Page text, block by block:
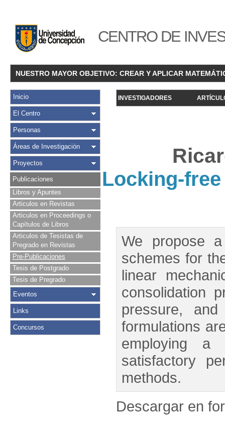
CENTRO DE
NUESTRO MAYOR OBJETIVO: CREAR Y APLICAR
Inicio
El Centro
Personas
Áreas de Investigación
Proyectos
Publicaciones
Libros y Apuntes
Articulos en Revistas
Articulos en Proceedings o
Capítulos de Libros
Articulos de Tesistas de
Pregrado en Revistas
Pre-Publicaciones
Tesis de Postgrado
Tesis de Pregrado
Eventos
Links
Concursos
INVESTIGADORES
Locking-
We propose
schemes for
linear
consolidation
pressure,
formulations
employing a
satisfactory
methods.
Descargar en